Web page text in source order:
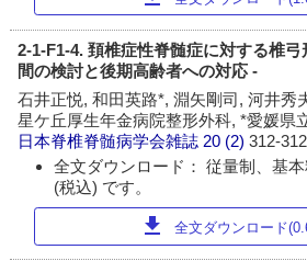
2-1-F1-4. 頚椎症性脊髄症に対する椎
間の検討と後期高齢者への対応 -
石井正悦, 和田英路*, 淵矢剛司, 河井秀
星ケ丘厚生年金病院整形外科, *愛媛県
日本脊椎脊髄病学会雑誌 20 (2)312-
全文ダウンロード： 従量制、基
(税込) です。
download 全文ダウンロード